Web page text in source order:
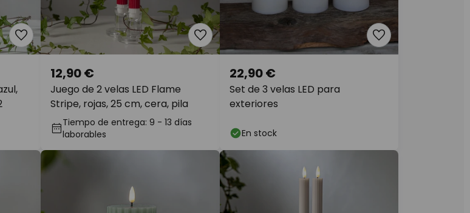
Juego de 2 velas LED Flame
Stripe, rojas, 25 cm, cera, pila
12,90 €
Tiempo de entrega: 9 - 13 días
laborables
Set de 3 velas LED para
exteriores
22,90 €
En stock